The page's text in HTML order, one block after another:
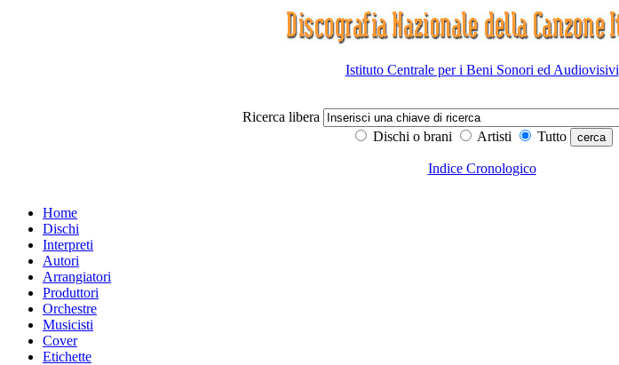
Istituto Centrale per i Beni Sonori ed Audiovisivi
Ricerca libera
Dischi o brani
Artisti Tutto
Indice Cronologico
Home
Dischi
Interpreti
Autori
Arrangiatori
Produttori
Orchestre
Musicisti
Cover
Etichette